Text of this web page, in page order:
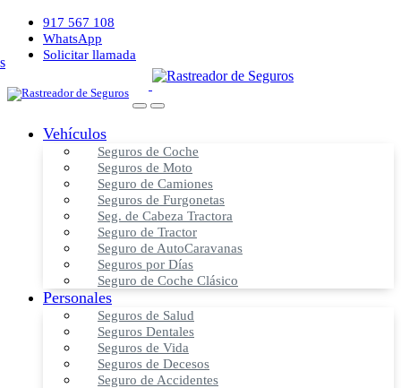
917 567 108
WhatsApp
Solicitar llamada
Vehículos
Seguros de Coche
Seguros de Moto
Seguro de Camiones
Seguros de Furgonetas
Seg. de Cabeza Tractora
Seguro de Tractor
Seguro de AutoCaravanas
Seguros por Días
Seguro de Coche Clásico
Personales
Seguros de Salud
Seguros Dentales
Seguros de Vida
Seguros de Decesos
Seguro de Accidentes